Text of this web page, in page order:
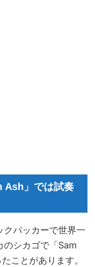
Ash」では試奏
クパッカーで世界一
のシカゴで「Sam
ことがあります。